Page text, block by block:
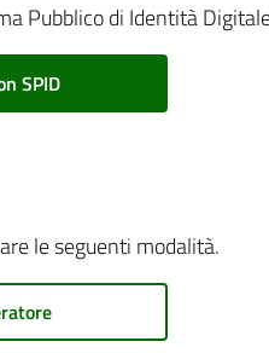
Pubblico di Identità
SPID
le seguenti modalità.